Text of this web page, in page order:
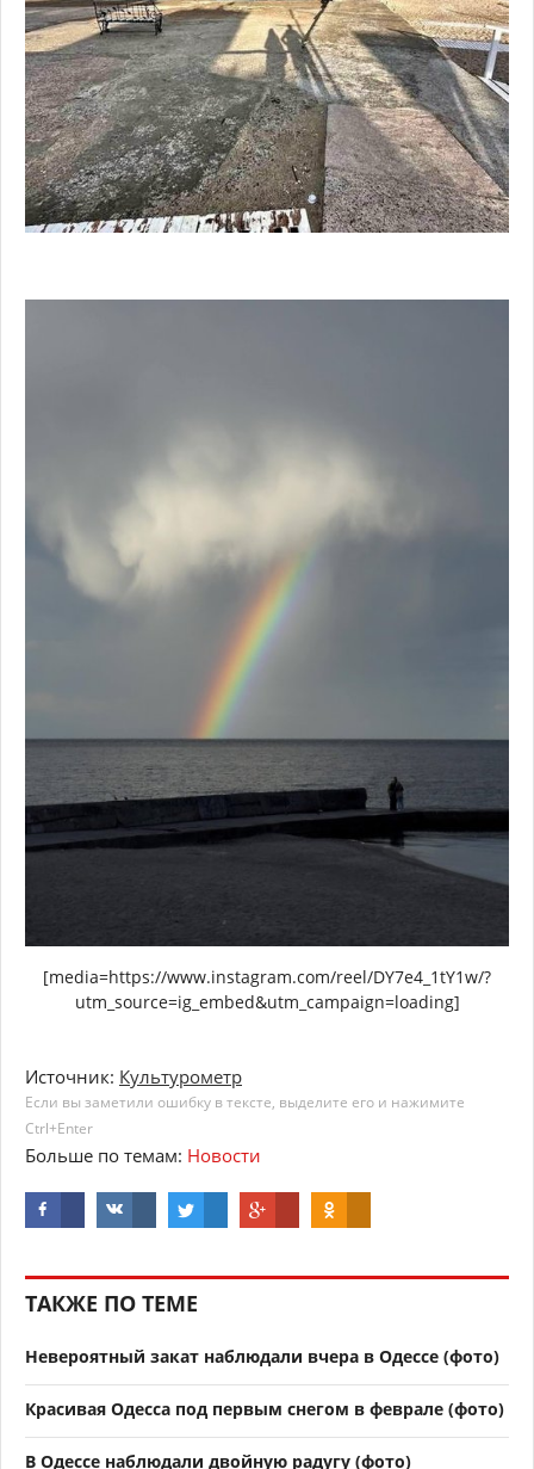
[media=https://www.instagram.com/reel/DY7e4_1tY1w/?
utm_source=ig_embed&utm_campaign=loading]
Источник: Культурометр
Если вы заметили ошибку в тексте, выделите его и нажимите
Ctrl+Enter
Больше по темам: Новости
ТАКЖЕ ПО ТЕМЕ
Невероятный закат наблюдали вчера в Одессе (фото)
Красивая Одесса под первым снегом в феврале (фото)
В Одессе наблюдали двойную радугу (фото)